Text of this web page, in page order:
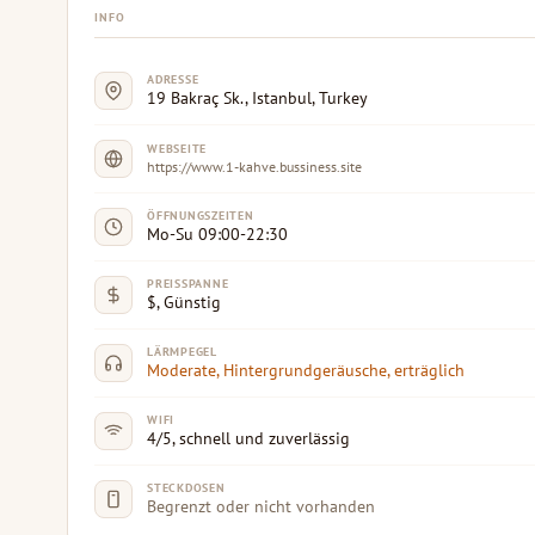
INFO
ADRESSE
19 Bakraç Sk., Istanbul, Turkey
WEBSEITE
https://www.1-kahve.bussiness.site
ÖFFNUNGSZEITEN
Mo-Su 09:00-22:30
PREISSPANNE
$, Günstig
LÄRMPEGEL
Moderate, Hintergrundgeräusche, erträglich
WIFI
4/5, schnell und zuverlässig
STECKDOSEN
Begrenzt oder nicht vorhanden